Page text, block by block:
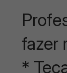
fazer
*